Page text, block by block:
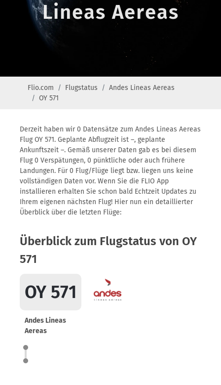
Lineas Aereas
Flio.com Flugstatus
Andes Lineas Aereas
OY 571
Derzeit haben wir 0 Datensätze zum Andes Lineas Aereas
Flug OY 571. Geplante Abflugzeit ist –, geplante
Ankunftszeit –. Gemäß unserer Daten gab es bei diesem
Flug 0 Verspätungen, 0 pünktliche oder auch frühere
Landungen. Für 0 Flug/Flüge liegt bzw. liegen uns keine
vollständigen Daten vor. Wenn Sie die FLIO App
installieren erhalten Sie schon bald Echtzeit Updates zu
Ihrem eigenen nächsten Flug! Hier nun ein detaillierter
Überblick über die letzten Flüge:
Überblick zum Flugstatus von OY
571
OY 571
Andes Lineas
Aereas